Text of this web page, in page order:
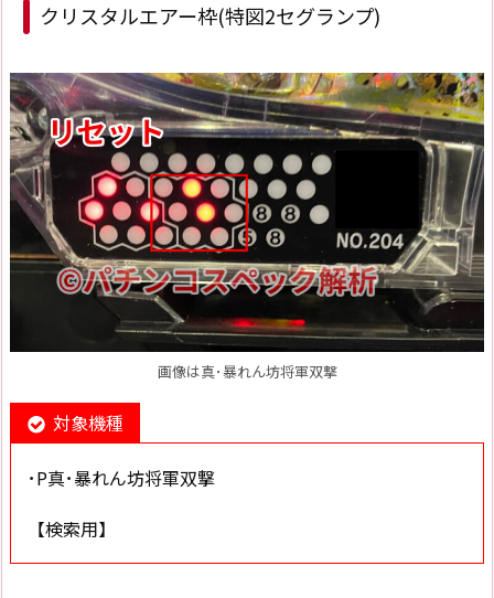
クリスタルエアー枠(特図2セグランプ)
画像は真･暴れん坊将軍双撃
対象機種
･P真･暴れん坊将軍双撃
【検索用】